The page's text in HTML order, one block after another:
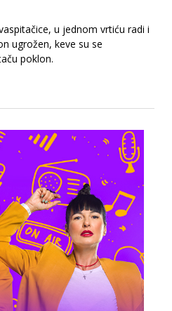
u jednom vrtiću radi i
ugrožen, keve su se
poklon.